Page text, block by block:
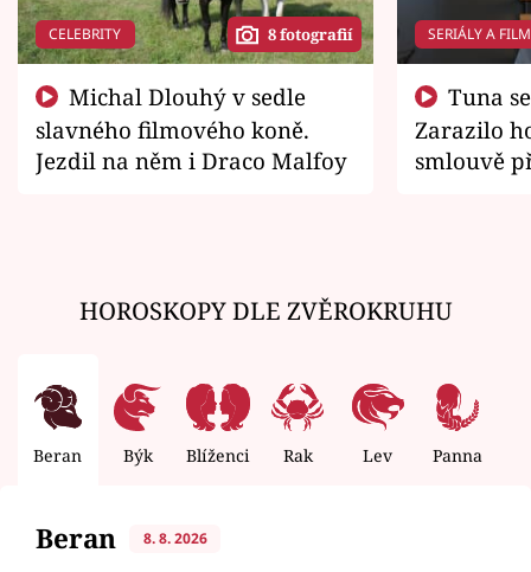
CELEBRITY 8 fotografií
slavného filmového koně.
Jezdil na něm i Draco Malfoy
SERIÁLY A
Zarazilo
smlouvě
HOROSKOPY DLE ZVĚROKRUHU
Beran Býk Blíženci Rak Lev Panna
Beran 8. 8. 2026